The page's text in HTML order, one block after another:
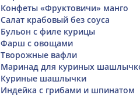
Конфеты «Фруктовичи» манго
Салат крабовый без соуса
Бульон с филе курицы
Фарш с овощами
Творожные вафли
Маринад для куриных
Куриные шашлычки
Индейка с грибами и шпинатом